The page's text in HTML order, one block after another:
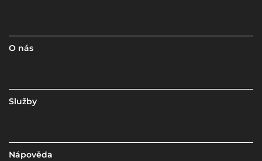
O nás
Služby
Nápověda